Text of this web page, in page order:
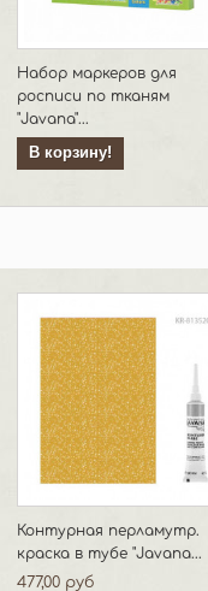
Набор маркеров для
росписи по тканям
"Javana"...
В корзину!
Контурная перламутр.
краска в тубе "Javana...
477,00 руб